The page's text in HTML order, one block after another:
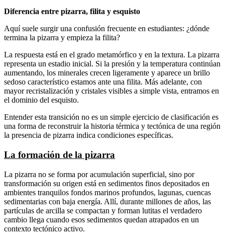
Diferencia entre pizarra, filita y esquisto
Aquí suele surgir una confusión frecuente en estudiantes: ¿dónde
termina la pizarra y empieza la filita?
La respuesta está en el grado metamórfico y en la textura. La pizarra
representa un estadio inicial. Si la presión y la temperatura continúan
aumentando, los minerales crecen ligeramente y aparece un brillo
sedoso característico estamos ante una filita. Más adelante, con
mayor recristalización y cristales visibles a simple vista, entramos en
el dominio del esquisto.
Entender esta transición no es un simple ejercicio de clasificación es
una forma de reconstruir la historia térmica y tectónica de una región
la presencia de pizarra indica condiciones específicas.
La formación de la pizarra
La pizarra no se forma por acumulación superficial, sino por
transformación su origen está en sedimentos finos depositados en
ambientes tranquilos fondos marinos profundos, lagunas, cuencas
sedimentarias con baja energía. Allí, durante millones de años, las
partículas de arcilla se compactan y forman lutitas el verdadero
cambio llega cuando esos sedimentos quedan atrapados en un
contexto tectónico activo.